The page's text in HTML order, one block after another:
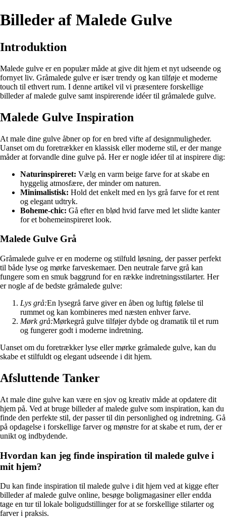
Billeder af Malede Gulve
Introduktion
Malede gulve er en populær måde at give dit hjem et nyt udseende og
fornyet liv. Gråmalede gulve er især trendy og kan tilføje et moderne
touch til ethvert rum. I denne artikel vil vi præsentere forskellige
billeder af malede gulve samt inspirerende idéer til gråmalede gulve.
Malede Gulve Inspiration
At male dine gulve åbner op for en bred vifte af designmuligheder.
Uanset om du foretrækker en klassisk eller moderne stil, er der mange
måder at forvandle dine gulve på. Her er nogle idéer til at inspirere dig:
Naturinspireret: Vælg en varm beige farve for at skabe en
hyggelig atmosfære, der minder om naturen.
Minimalistisk: Hold det enkelt med en lys grå farve for et rent
og elegant udtryk.
Boheme-chic: Gå efter en blød hvid farve med let slidte kanter
for et bohemeinspireret look.
Malede Gulve Grå
Gråmalede gulve er en moderne og stilfuld løsning, der passer perfekt
til både lyse og mørke farveskemaer. Den neutrale farve grå kan
fungere som en smuk baggrund for en række indretningsstilarter. Her
er nogle af de bedste gråmalede gulve:
Lys grå:En lysegrå farve giver en åben og luftig følelse til
rummet og kan kombineres med næsten enhver farve.
Mørk grå:Mørkegrå gulve tilføjer dybde og dramatik til et rum
og fungerer godt i moderne indretning.
Uanset om du foretrækker lyse eller mørke gråmalede gulve, kan du
skabe et stilfuldt og elegant udseende i dit hjem.
Afsluttende Tanker
At male dine gulve kan være en sjov og kreativ måde at opdatere dit
hjem på. Ved at bruge billeder af malede gulve som inspiration, kan du
finde den perfekte stil, der passer til din personlighed og indretning. Gå
på opdagelse i forskellige farver og mønstre for at skabe et rum, der er
unikt og indbydende.
Hvordan kan jeg finde inspiration til malede gulve i
mit hjem?
Du kan finde inspiration til malede gulve i dit hjem ved at kigge efter
billeder af malede gulve online, besøge boligmagasiner eller endda
tage en tur til lokale boligudstillinger for at se forskellige stilarter og
farver i praksis.